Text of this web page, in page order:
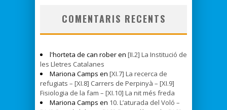
COMENTARIS RECENTS
l'horteta de can rober en [II.2] La Institució de
les Lletres Catalanes
Mariona Camps en [XI.7] La recerca de
refugiats – [XI.8] Carrers de Perpinyà – [XI.9]
Fisiologia de la fam – [XI.10] La nit més freda
Mariona Camps en 10. L’aturada del Voló –